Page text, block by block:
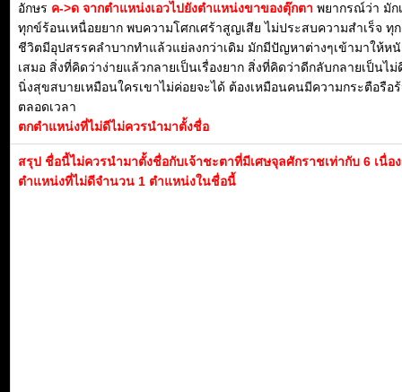
อักษร ค->ด จากตำแหน่งเอวไปยังตำแหน่งขาของตุ๊กตา พยากรณ์ว่า มัก
ทุกข์ร้อนเหนื่อยยาก พบความโศกเศร้าสูญเสีย ไม่ประสบความสำเร็จ ทุ
ชีวิตมีอุปสรรคลำบากทำแล้วแย่ลงกว่าเดิม มักมีปัญหาต่างๆเข้ามาให้หนั
เสมอ สิ่งที่คิดว่าง่ายแล้วกลายเป็นเรื่องยาก สิ่งที่คิดว่าดีกลับกลายเป็นไม่
นิ่งสุขสบายเหมือนใครเขาไม่ค่อยจะได้ ต้องเหมือนคนมีความกระตือรือ
ตลอดเวลา
ตกตำแหน่งที่ไม่ดีไม่ควรนำมาตั้งชื่อ
สรุป ชื่อนี้ไม่ควรนำมาตั้งชื่อกับเจ้าชะตาที่มีเศษจุลศักราชเท่ากับ 6 เนื่อ
ตำแหน่งที่ไม่ดีจำนวน 1 ตำแหน่งในชื่อนี้